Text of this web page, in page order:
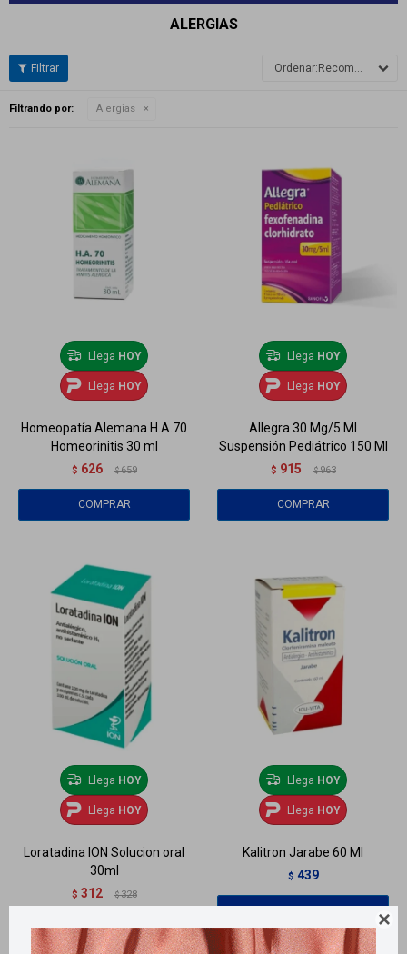

ALERGIAS
Recomendados
Filtrando por: Alergias
Llega HOY
Llega HOY
Homeopatía Alemana H.A.70
Homeorinitis 30 ml
$ 626 $ 659
Llega HOY
Llega HOY
Allegra 30 Mg/5 Ml
Suspensión Pediátrico 150 Ml
$ 915 $ 963
Llega HOY
Llega HOY
Loratadina ION Solucion oral
30ml
$ 312 $ 328
Llega HOY
Llega HOY
Kalitron Jarabe 60 Ml
$ 439